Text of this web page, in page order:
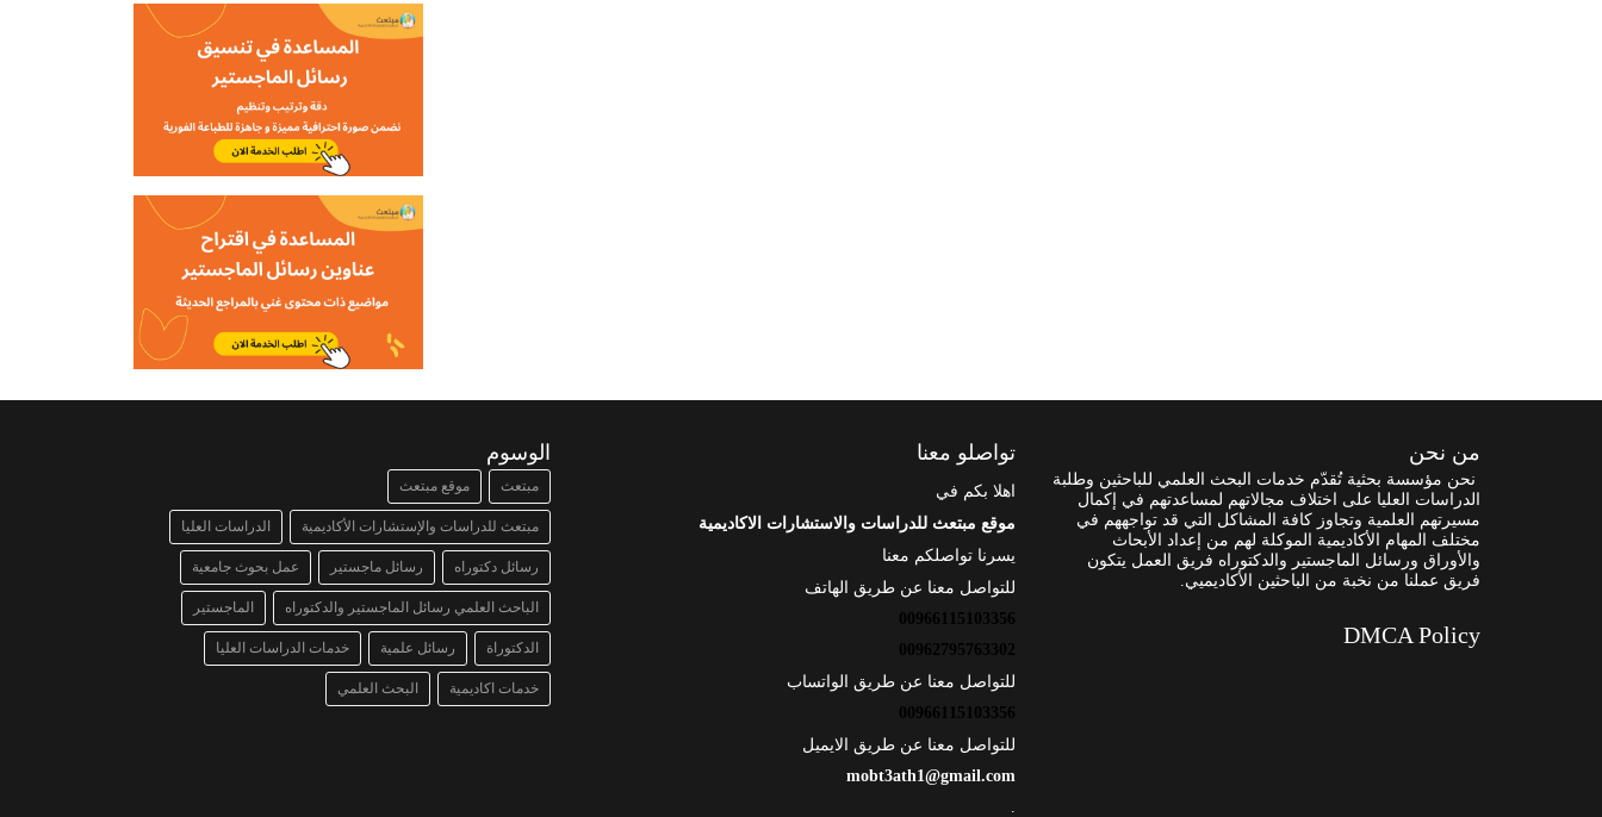
من نحن
نحن مؤسسة بحثية تُقدّم خدمات البحث العلمي للباحثين وطلبة
الدراسات العليا على اختلاف مجالاتهم لمساعدتهم في إكمال
مسيرتهم العلمية وتجاوز كافة المشاكل التي قد تواجههم في
مختلف المهام الأكاديمية الموكلة لهم من إعداد الأبحاث
والأوراق ورسائل الماجستير والدكتوراه فريق العمل يتكون
فريق عملنا من نخبة من الباحثين الأكاديميي.
DMCA Policy
تواصلو معنا
اهلا بكم في
موقع مبتعث للدراسات والاستشارات الاكاديمية
يسرنا تواصلكم معنا
للتواصل معنا عن طريق الهاتف
00966115103356
00962795763302
للتواصل معنا عن طريق الواتساب
00966115103356
للتواصل معنا عن طريق الايميل
mobt3ath1@gmail.com
الوسوم
مبتعث موقع مبتعث
مبتعث للدراسات والإستشارات الأكاديمية الدراسات العليا
رسائل دكتوراه رسائل ماجستير عمل بحوث جامعية
الباحث العلمي رسائل الماجستير والدكتوراه الماجستير
الدكتوراة رسائل علمية خدمات الدراسات العليا
خدمات اكاديمية البحث العلمي